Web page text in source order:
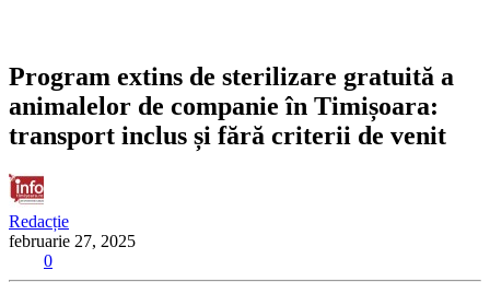
Program extins de sterilizare gratuită a
animalelor de companie în Timișoara:
transport inclus și fără criterii de venit
Redacție
februarie 27, 2025
0